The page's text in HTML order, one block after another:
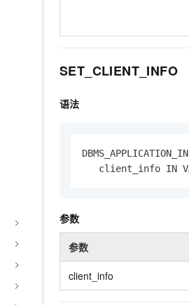
SET_CLIENT_INFO
语法
client_info IN
参数
参数
client_info